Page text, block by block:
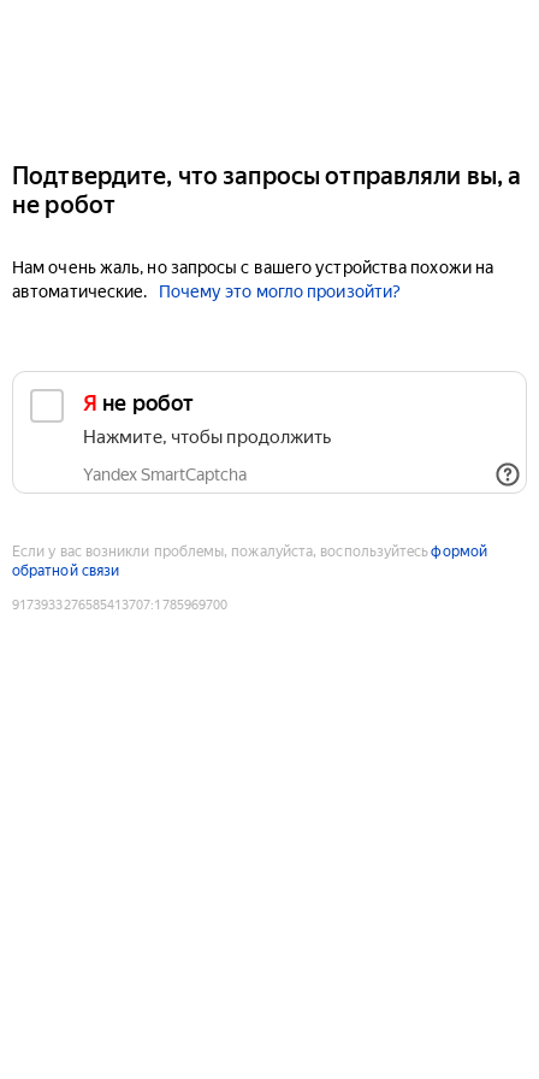
Подтвердите, что запросы отправляли вы, а
не робот
Нам очень жаль, но запросы с вашего устройства похожи на
автоматические.
Почему это могло произойти?
Я не робот
Нажмите, чтобы продолжить
Yandex SmartCaptcha
Если у вас возникли проблемы, пожалуйста, воспользуйтесьформой
обратной связи
9173933276585413707:1785969700